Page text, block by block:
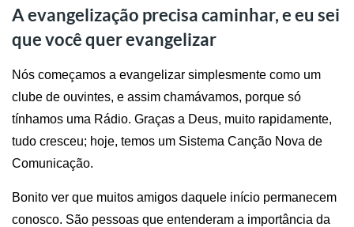
A evangelização precisa caminhar, e eu sei
que você quer evangelizar
Nós começamos a evangelizar simplesmente como um
clube de ouvintes, e assim chamávamos, porque só
tínhamos uma Rádio. Graças a Deus, muito rapidamente,
tudo cresceu; hoje, temos um Sistema Canção Nova de
Comunicação.
Bonito ver que muitos amigos daquele início permanecem
conosco. São pessoas que entenderam a importância da